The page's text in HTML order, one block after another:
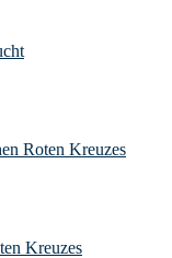
Roten Kreuzes
Kreuzes